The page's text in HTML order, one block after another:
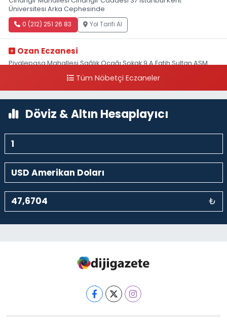
Üniversitesi Arka Cephesinde
0 (212) 251 26 83 Yol Tarifi Al
Ozan Eczanesi
Piyalepaşa Mahallesi Sağlık Ocağı Sokak 9 A Fatih Sultan ASM
Tüm Nöbetçi Eczaneler
Döviz & Altın Hesaplayıcı
₺